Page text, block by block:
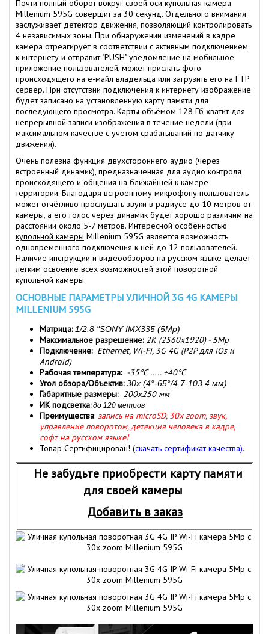
Почти полный оборот вокруг своей оси купольная камера
Millenium 595G совершит за 30 секунд. Отдельного внимания
заслуживает детектор движения, позволяющий контролировать
4 независимых зоны. При обнаружении изменений в кадре
камера отреагирует в соответствии с активным подключением
к интернету и отправит "PUSH" уведомление на мобильное
приложение пользователей, может прислать фото
происходящего на е-майл владельца или загрузить его на FTP
сервер. При отсутствии подключения к интернету изображение
будет записано на установленную карту памяти для
последующего просмотра. Карты объёмом 128 Гб хватит для
непрерывной записи изображения в течение недели (при
максимальном качестве с учетом срабатываний по датчику
движения).
Очень полезна функция двухстороннего аудио (через
встроенный динамик), предназначенная для аудио контроля
происходящего и общения на ближайшей к камере
территории. Благодаря встроенному микрофону пользователь
может отчётливо прослушать звуки в радиусе до 10 метров от
камеры, а его голос через динамик будет хорошо различим на
расстоянии около 5-7 метров. Интересной особенностью
купольной камеры Millenium 595G является возможность
одновременного подключения к ней до 12 пользователей.
Наличие инструкции и видеообзоров на русском языке делает
лёгким освоение всех возможностей этой поворотной
купольной камеры.
ОСНОВНЫЕ ПАРАМЕТРЫ УЛИЧНОЙ 3G 4G КАМЕРЫ
MILLENIUM 595G
Матрица: 1/2.8 "SONY IMX335 (5Mp)
Максимальное разрешение: 2K (2560x1920) - 5Mp
Подключение: Ethernet, Wi-Fi, 3G 4G (P2P для iOs и
Android)
Рабочая температура: -35°С ….. +40°С
Угол обзора/Объектив: 30x (4°-65°/4.7-103.4 мм)
Габаритные размеры: 200х250 мм
ИК подсветка: до 120 метров
Преимущества: запись на microSD, 30x zoom, звук,
управление поворотом, детекция человека в кадре,
софт на русском языке!
Товар Сертифицирован! (скачать сертификат качества).
Не забудьте приобрести карту памяти
для своей камеры
Добавить в заказ